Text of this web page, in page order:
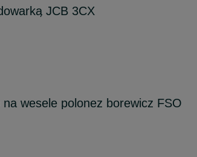
JCB 3CX
wesele polonez borewicz FSO